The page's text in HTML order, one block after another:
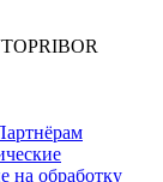
на обработку